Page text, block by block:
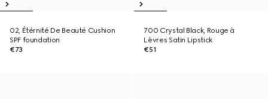
02, Étérnité De Beauté Cushion
SPF foundation
€73
700 Crystal Black, Rouge à
Lèvres Satin Lipstick
€51